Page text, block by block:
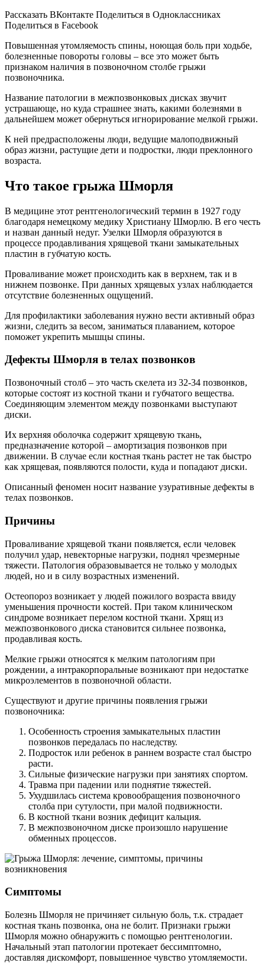
Рассказать ВКонтакте Поделиться в Одноклассниках
Поделиться в Facebook
Повышенная утомляемость спины, ноющая боль при ходьбе,
болезненные повороты головы – все это может быть
признаком наличия в позвоночном столбе грыжи
позвоночника.
Название патологии в межпозвонковых дисках звучит
устрашающе, но куда страшнее знать, какими болезнями в
дальнейшем может обернуться игнорирование мелкой грыжи.
К ней предрасположены люди, ведущие малоподвижный
образ жизни, растущие дети и подростки, люди преклонного
возраста.
Что такое грыжа Шморля
В медицине этот рентгенологический термин в 1927 году
благодаря немецкому медику Христиану Шморлю. В его честь
и назван данный недуг. Узелки Шморля образуются в
процессе продавливания хрящевой ткани замыкательных
пластин в губчатую кость.
Проваливание может происходить как в верхнем, так и в
нижнем позвонке. При данных хрящевых узлах наблюдается
отсутствие болезненных ощущений.
Для профилактики заболевания нужно вести активный образ
жизни, следить за весом, заниматься плаванием, которое
поможет укрепить мышцы спины.
Дефекты Шморля в телах позвонков
Позвоночный столб – это часть скелета из 32-34 позвонков,
которые состоят из костной ткани и губчатого вещества.
Соединяющим элементом между позвонками выступают
диски.
Их верхняя оболочка содержит хрящевую ткань,
предназначение которой – амортизация позвонков при
движении. В случае если костная ткань растет не так быстро
как хрящевая, появляются полости, куда и попадают диски.
Описанный феномен носит название узуративные дефекты в
телах позвонков.
Причины
Проваливание хрящевой ткани появляется, если человек
получил удар, невекторные нагрузки, поднял чрезмерные
тяжести. Патология образовывается не только у молодых
людей, но и в силу возрастных изменений.
Остеопороз возникает у людей пожилого возраста ввиду
уменьшения прочности костей. При таком клиническом
синдроме возникает перелом костной ткани. Хрящ из
межпозвонкового диска становится сильнее позвонка,
продавливая кость.
Мелкие грыжи относятся к мелким патологиям при
рождении, а интракорпоральные возникают при недостатке
микроэлементов в позвоночной области.
Существуют и другие причины появления грыжи
позвоночника:
Особенность строения замыкательных пластин
позвонков передалась по наследству.
Подросток или ребенок в раннем возрасте стал быстро
расти.
Сильные физические нагрузки при занятиях спортом.
Травма при падении или поднятие тяжестей.
Ухудшилась система кровообращения позвоночного
столба при сутулости, при малой подвижности.
В костной ткани возник дефицит кальция.
В межпозвоночном диске произошло нарушение
обменных процессов.
Симптомы
Болезнь Шморля не причиняет сильную боль, т.к. страдает
костная ткань позвонка, она не болит. Признаки грыжи
Шморля можно обнаружить с помощью рентгенологии.
Начальный этап патологии протекает бессимптомно,
доставляя дискомфорт, повышенное чувство утомляемости.